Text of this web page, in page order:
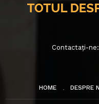
Contactați-ne:
HOME DESPRE